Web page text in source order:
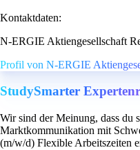
Kontaktdaten:
N-ERGIE Aktiengesellschaft
Profil von N-ERGIE
StudySmarter
Wir sind der Meinung, dass du
Marktkommunikation mit
(m/w/d) Flexible Arbeitszeiten